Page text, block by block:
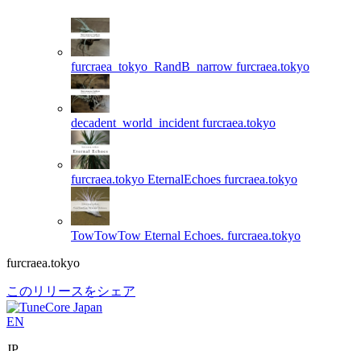
furcraea_tokyo_RandB_narrow furcraea.tokyo
decadent_world_incident furcraea.tokyo
furcraea.tokyo EternalEchoes furcraea.tokyo
TowTowTow Eternal Echoes. furcraea.tokyo
furcraea.tokyo
このリリースをシェア
EN